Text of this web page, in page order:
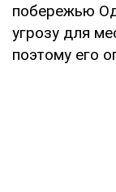
побережью
угрозу для
поэтому его